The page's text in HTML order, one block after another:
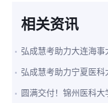
相关资讯
弘成慧考助力大连海
弘成慧考助力宁夏医
圆满交付！锦州医科